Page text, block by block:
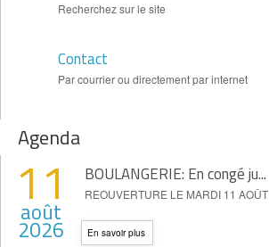
Recherchez sur le site
Contact
Par courrier ou directement par internet
Agenda
BOULANGERIE: En congé ju...
REOUVERTURE LE MARDI 11 AOÛT
11
août
2026 En savoir plus